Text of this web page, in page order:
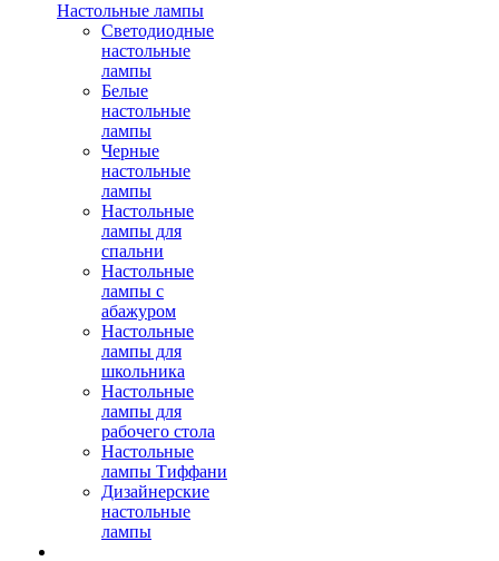
Настольные лампы
Светодиодные
настольные
лампы
Белые
настольные
лампы
Черные
настольные
лампы
Настольные
лампы для
спальни
Настольные
лампы с
абажуром
Настольные
лампы для
школьника
Настольные
лампы для
рабочего стола
Настольные
лампы Тиффани
Дизайнерские
настольные
лампы